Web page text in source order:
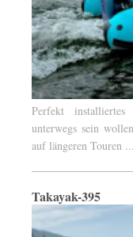
Perfekt
unterwegs sein
auf längeren Touren
Takayak-395